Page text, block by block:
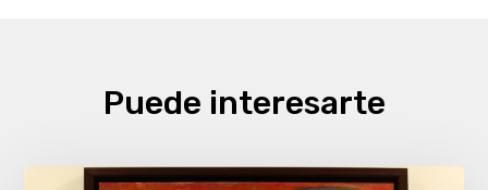
Puede interesarte